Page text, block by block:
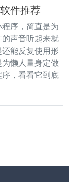
件推荐
序，简直是为
声音听起来就
能反复使用形
懒人量身定做
，看看它到底